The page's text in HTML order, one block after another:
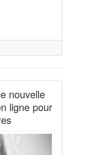
nouvelle
ligne pour